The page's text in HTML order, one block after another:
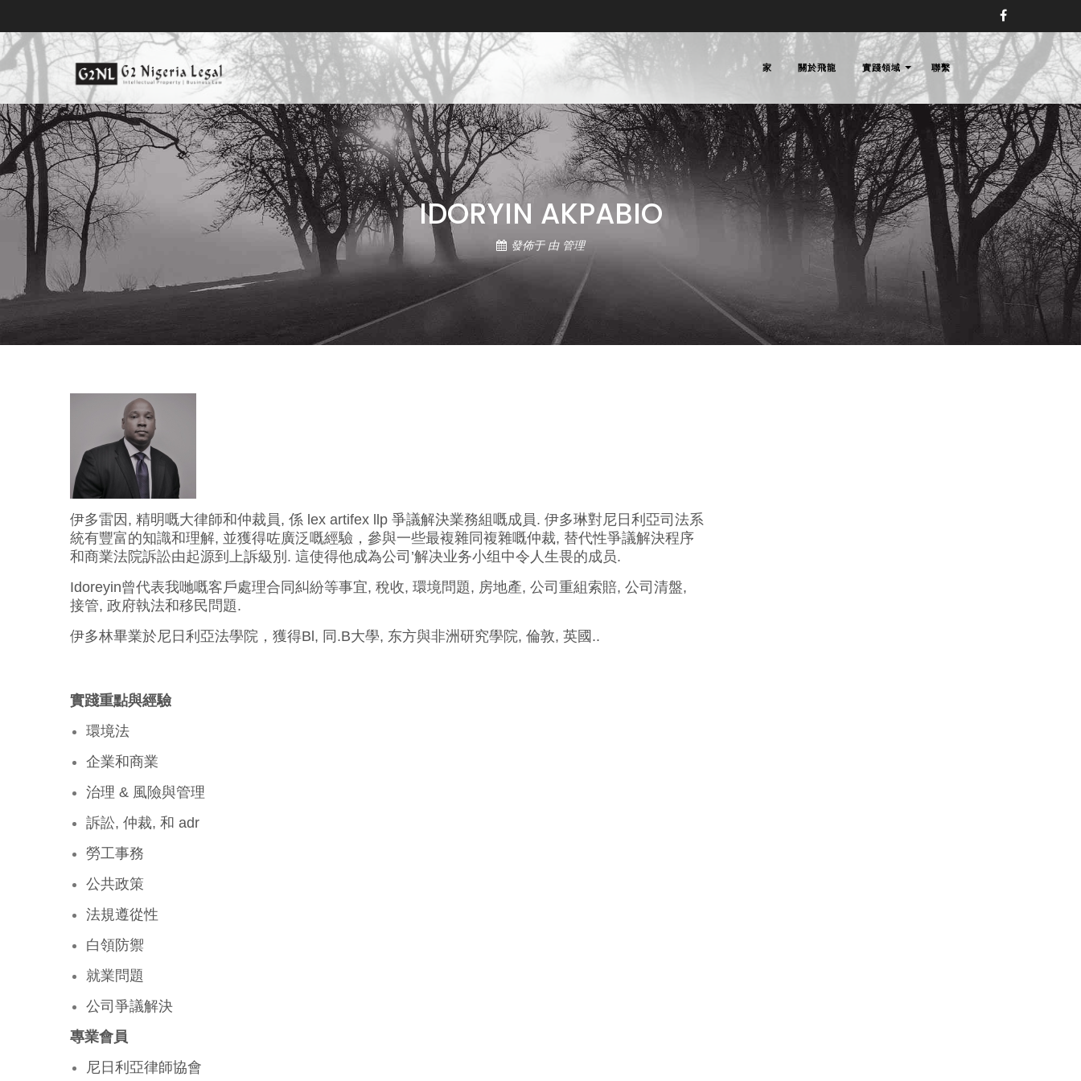
到
內
容
尼日利亞商標律師事務所, 尼日利亞專利律師事務所, 尼日利亞知識產權律師事務所,
尼日利亞商標律師事務所, 尼日利亞專利律師事務所, 尼日利亞知識產權律師事務所, 尼日利亞知識產權律師事務所
家 關於飛龍 實踐領域 聯繫
IDORYIN AKPABIO
發佈于 由 管理
伊多雷因, 精明嘅大律師和仲裁員, 係 lex artifex llp 爭議解決業務組嘅成員. 伊多琳對尼日利亞司法系
統有豐富的知識和理解, 並獲得咗廣泛嘅經驗，參與一些最複雜同複雜嘅仲裁, 替代性爭議解決程序
和商業法院訴訟由起源到上訴級別. 這使得他成為公司’解决业务小组中令人生畏的成员.
Idoreyin曾代表我哋嘅客戶處理合同糾紛等事宜, 稅收, 環境問題, 房地產, 公司重組索賠, 公司清盤,
接管, 政府執法和移民問題.
伊多林畢業於尼日利亞法學院，獲得Bl, 同.B大學, 东方與非洲研究學院, 倫敦, 英國..
實踐重點與經驗
環境法
企業和商業
治理 & 風險與管理
訴訟, 仲裁, 和 adr
勞工事務
公共政策
法規遵從性
白領防禦
就業問題
公司爭議解決
專業會員
尼日利亞律師協會